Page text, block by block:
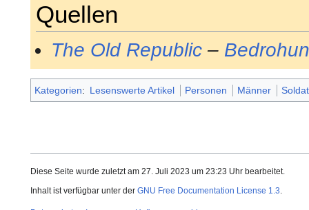
Quellen
The Old Republic –
Kategorien: Lesenswerte Artikel Personen Männer
Diese Seite wurde zuletzt am 27. Juli 2023 um 23:23 Uhr bearbeitet.
Inhalt ist verfügbar unter der GNU Free Documentation License 1.3.